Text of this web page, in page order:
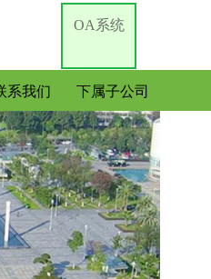
系我们 下属子公司
OA系统